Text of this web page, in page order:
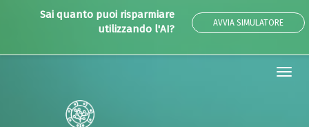
Sai quanto puoi risparmiare
utilizzando l'AI?
AVVIA SIMULATORE